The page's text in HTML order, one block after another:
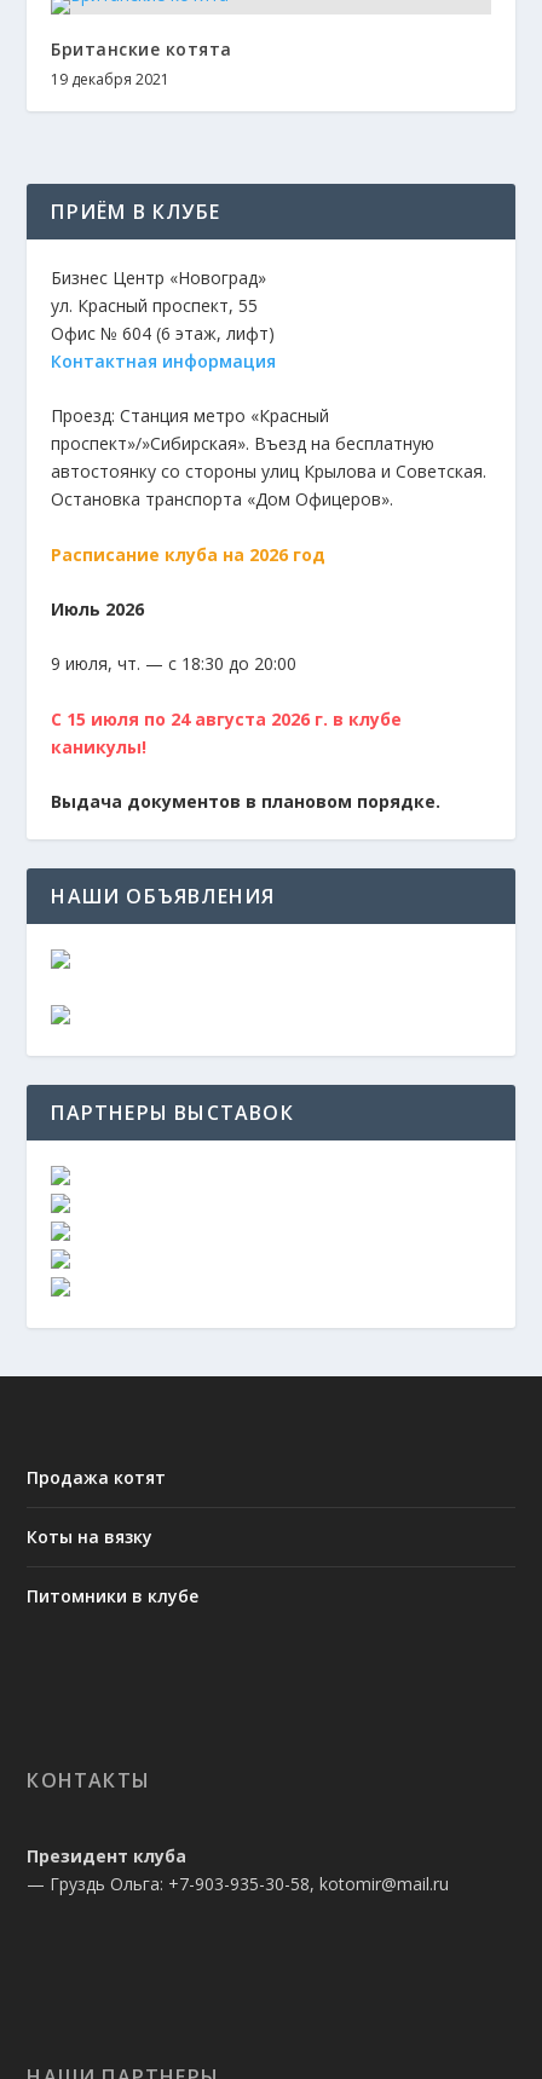
Британские котята
19 декабря 2021
ПРИЁМ В КЛУБЕ
Бизнес Центр «Новоград»
ул. Красный проспект, 55
Офис № 604 (6 этаж, лифт)
Контактная информация
Проезд: Станция метро «Красный
проспект»/»Сибирская». Въезд на бесплатную
автостоянку со стороны улиц Крылова и Советская.
Остановка транспорта «Дом Офицеров».
Расписание клуба на 2026 год
Июль 2026
9 июля, чт. — с 18:30 до 20:00
С 15 июля по 24 августа 2026 г. в клубе
каникулы!
Выдача документов в плановом порядке.
НАШИ ОБЪЯВЛЕНИЯ
ПАРТНЕРЫ ВЫСТАВОК
Продажа котят
Коты на вязку
Питомники в клубе
КОНТАКТЫ
Президент клуба
— Груздь Ольга: +7-903-935-30-58, kotomir@mail.ru